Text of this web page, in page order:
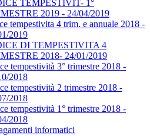
TEMPESTIVIT- 1°
2019 - 24/04/2019
tempestivita 4 trim. e annuale 2018 -
2019
DI TEMPESTIVITA 4
2018- 24/01/2019
tempestività 3° trimestre 2018 -
2018
tempestività 2 trimestre 2018 -
2018
tempestività 1° trimestre 2018 -
2018
informatici